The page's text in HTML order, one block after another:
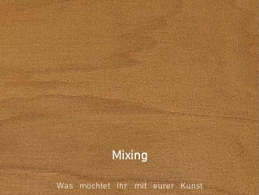
Was möchtet Ihr mit eurer Kunst
Mixing